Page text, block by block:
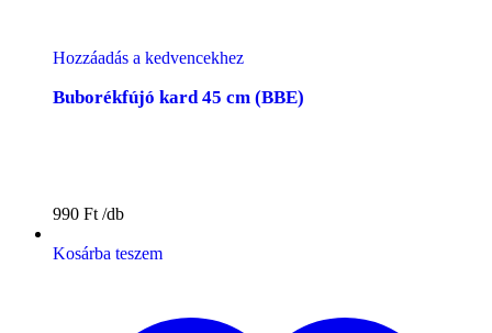
Hozzáadás a kedvencekhez
Buborékfújó kard 45 cm (BBE)
990 Ft
Kosárba teszem